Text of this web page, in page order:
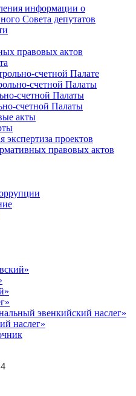
информации о
Совета депутатов
правовых актов
счетной Палате
счетной Палаты
счетной Палаты
счетной Палаты
акты
проектов
правовых актов
эвенкийский наслег»
наслег»